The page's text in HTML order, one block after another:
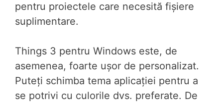
pentru proiectele care necesită fișiere
suplimentare.
Things 3 pentru Windows este, de
asemenea, foarte ușor de personalizat.
Puteți schimba tema aplicației pentru a
se potrivi cu culorile dvs. preferate. De